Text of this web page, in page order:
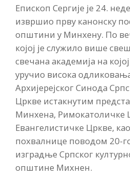
Епископ Сергије је 24.
извршио прву канонску
општини у Минхену. По
којој је служило више
свечана академија на
уручио висока
Архијерејског Синода
Цркве истакнутим
Минхена, Римокатоличке
Евангелистичке Цркве,
похвалнице поводом 20-
изградње Српског
општине Михнен.